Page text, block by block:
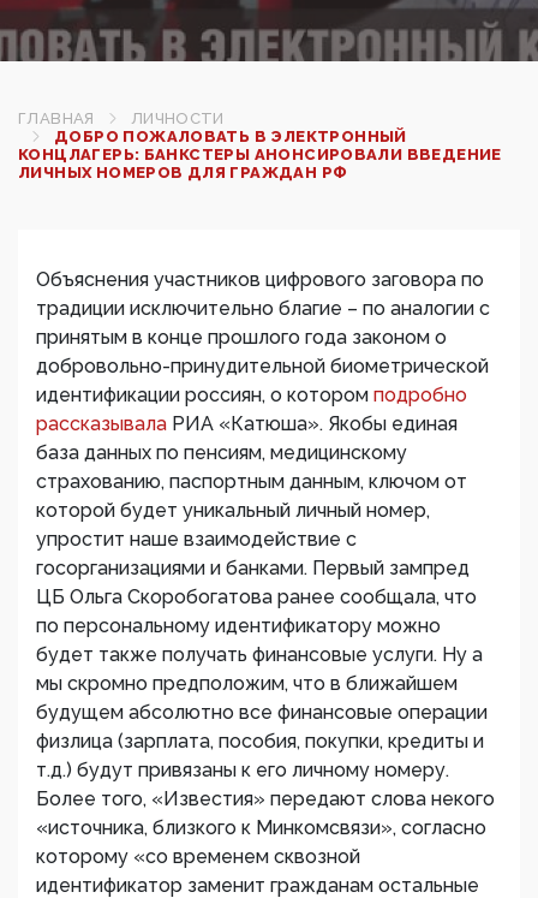
ГЛАВНАЯ
ЛИЧНОСТИ
ДОБРО ПОЖАЛОВАТЬ В ЭЛЕКТРОННЫЙ
КОНЦЛАГЕРЬ: БАНКСТЕРЫ АНОНСИРОВАЛИ ВВЕДЕНИЕ
ЛИЧНЫХ НОМЕРОВ ДЛЯ ГРАЖДАН РФ
Объяснения участников цифрового заговора по
традиции исключительно благие – по аналогии с
принятым в конце прошлого года законом о
добровольно-принудительной биометрической
идентификации россиян, о котором подробно
рассказывала РИА «Катюша». Якобы единая
база данных по пенсиям, медицинскому
страхованию, паспортным данным, ключом от
которой будет уникальный личный номер,
упростит наше взаимодействие с
госорганизациями и банками. Первый зампред
ЦБ Ольга Скоробогатова ранее сообщала, что
по персональному идентификатору можно
будет также получать финансовые услуги. Ну а
мы скромно предположим, что в ближайшем
будущем абсолютно все финансовые операции
физлица (зарплата, пособия, покупки, кредиты и
т.д.) будут привязаны к его личному номеру.
Более того, «Известия» передают слова некого
«источника, близкого к Минкомсвязи», согласно
которому «со временем сквозной
идентификатор заменит гражданам остальные